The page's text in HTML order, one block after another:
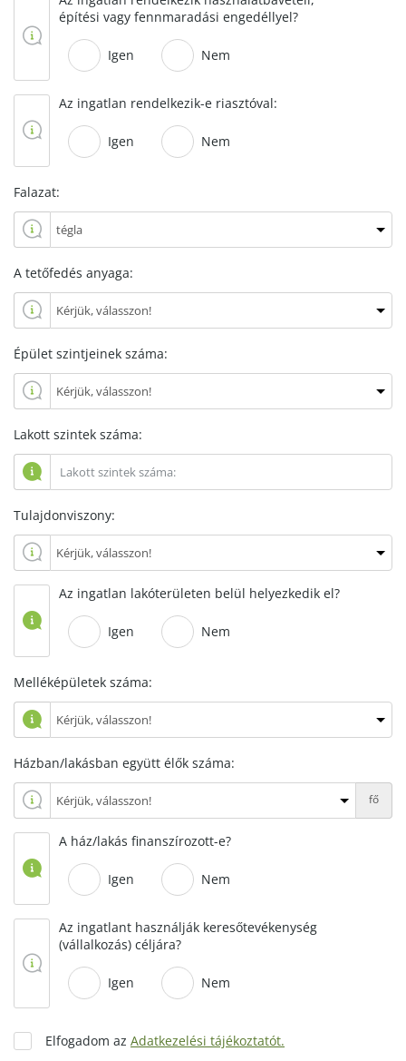
építési vagy fennmaradási engedéllyel?
Igen Nem
Az ingatlan rendelkezik-e riasztóval:
Igen Nem
Falazat:
A tetőfedés anyaga:
Épület szintjeinek száma:
Lakott szintek száma:
Tulajdonviszony:
Az ingatlan lakóterületen belül helyezkedik el?
Igen Nem
Melléképületek száma:
Házban/lakásban együtt élők száma:
fő
A ház/lakás finanszírozott-e?
Igen Nem
Az ingatlant használják keresőtevékenység
(vállalkozás) céljára?
Igen Nem
Elfogadom az Adatkezelési tájékoztatót.